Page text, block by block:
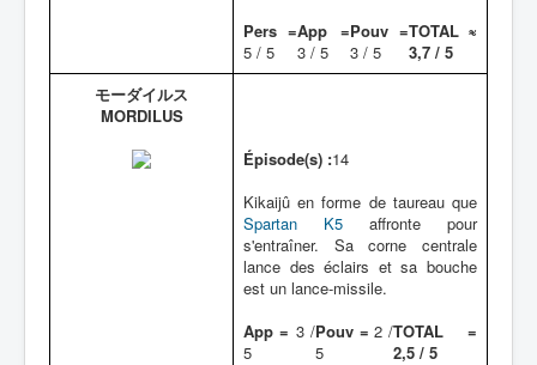
Pers =
5 / 5
App =
3 / 5
Pouv =
3 / 5
TOTAL ≈
3,7 / 5
モーダイルス
MORDILUS
Épisode(s) :14
Kikaijû en forme de taureau que
Spartan K5 affronte pour
s'entraîner. Sa corne centrale
lance des éclairs et sa bouche
est un lance-missile.
App = 3 /
5
Pouv = 2 /
5
TOTAL =
2,5 / 5